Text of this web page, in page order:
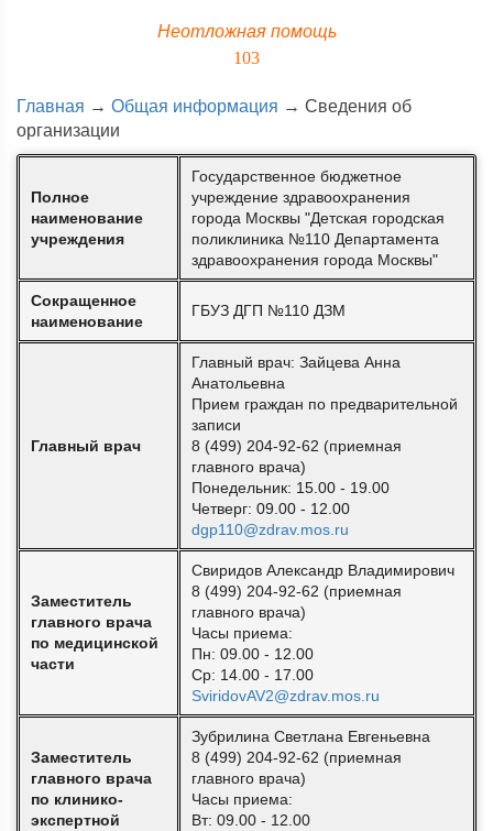
Неотложная помощь
103
Главная → Общая информация → Сведения об
организации
Полное
наименование
учреждения
Государственное бюджетное
учреждение здравоохранения
города Москвы "Детская городская
поликлиника №110 Департамента
здравоохранения города Москвы"
Сокращенное
наименование
ГБУЗ ДГП №110 ДЗМ
Главный врач
Главный врач: Зайцева Анна
Анатольевна
Прием граждан по предварительной
записи
8 (499) 204-92-62 (приемная
главного врача)
Понедельник: 15.00 - 19.00
Четверг: 09.00 - 12.00
dgp110@zdrav.mos.ru
Заместитель
главного врача
по медицинской
части
Свиридов Александр Владимирович
8 (499) 204-92-62 (приемная
главного врача)
Часы приема:
Пн: 09.00 - 12.00
Ср: 14.00 - 17.00
SviridovAV2@zdrav.mos.ru
Заместитель
главного врача
по клинико-
экспертной
Зубрилина Светлана Евгеньевна
8 (499) 204-92-62 (приемная
главного врача)
Часы приема:
Вт: 09.00 - 12.00